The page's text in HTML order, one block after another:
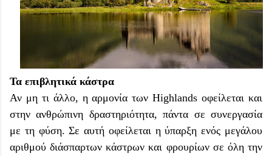
Τα επιβλητικά κάστρα
Αν μη τι άλλο, η αρμονία των Highlands οφείλεται και
στην ανθρώπινη δραστηριότητα, πάντα σε συνεργασία
με τη φύση. Σε αυτή οφείλεται η ύπαρξη ενός μεγάλου
αριθμού διάσπαρτων κάστρων και φρουρίων σε όλη την